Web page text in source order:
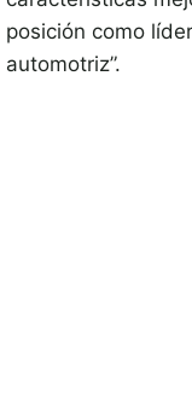
posición como
automotriz”.